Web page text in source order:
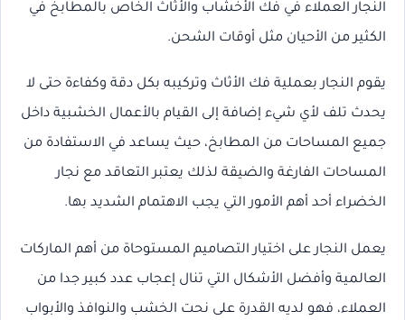
النجار العملاء في فك الأخشاب والأثاث الخاص بالمطابخ في
الكثير من الأحيان مثل أوقات الشحن.
يقوم النجار بعملية فك الأثاث وتركيبه بكل دقة وكفاءة حتى لا
يحدث تلف لأي شيء إضافة إلى القيام بالأعمال الخشبية داخل
جميع المساحات من المطابخ، حيث يساعد في الاستفادة من
المساحات الفارغة والضيقة لذلك يعتبر التعاقد مع نجار
الخضراء أحد أهم الأمور التي يجب الاهتمام الشديد بها.
يعمل النجار على اختيار التصاميم المستوحاة من أهم الماركات
العالمية وأفضل الأشكال التي تنال إعجاب عدد كبير جدا من
العملاء، فهو لديه القدرة على نحت الخشب والنوافذ والأبواب